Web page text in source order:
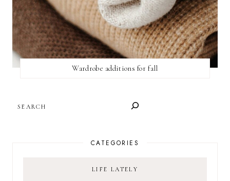
Wardrobe additions for fall
CATEGORIES
LIFE LATELY